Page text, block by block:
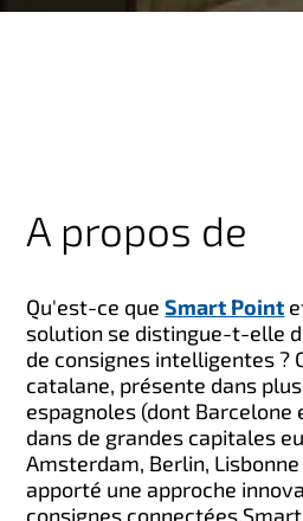
A propos de
Qu'est-ce queSmart Point
solution se distingue-t-elle
de consignes intelligentes ?
catalane, présente dans
espagnoles (dont Barcelone
dans de grandes capitales
Amsterdam, Berlin,
apporté une approche
consignes connectées.